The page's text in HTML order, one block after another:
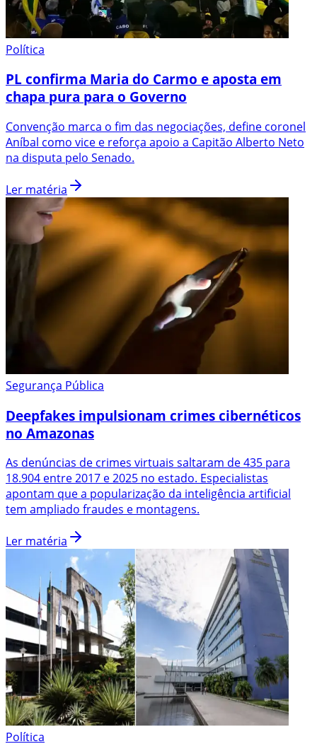
Política
PL confirma Maria do Carmo e aposta em
chapa pura para o Governo
Convenção marca o fim das negociações, define coronel
Aníbal como vice e reforça apoio a Capitão Alberto Neto
na disputa pelo Senado.
Ler matéria
Segurança Pública
Deepfakes impulsionam crimes cibernéticos
no Amazonas
As denúncias de crimes virtuais saltaram de 435 para
18.904 entre 2017 e 2025 no estado. Especialistas
apontam que a popularização da inteligência artificial
tem ampliado fraudes e montagens.
Ler matéria
Política